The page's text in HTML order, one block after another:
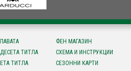
ТИТЛА
ТИТЛА
ФЕН МАГАЗИН
СХЕМА И ИНСТРУКЦИИ
СЕЗОННИ КАРТИ